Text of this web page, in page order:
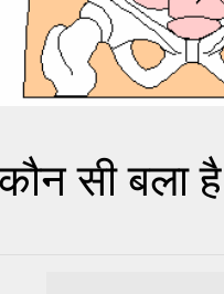
सी बला